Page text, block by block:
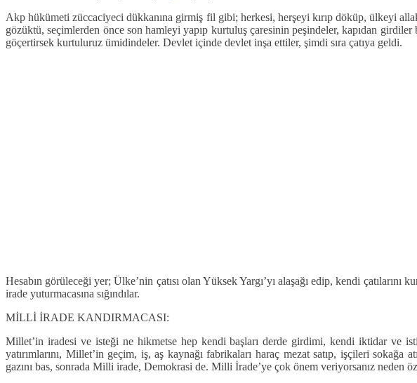
Akp hükümeti züccaciyeci dükkanına girmiş fil gibi; herkesi, herşeyi kırıp döküp, ülkeyi
gözüktü, seçimlerden önce son hamleyi yapıp kurtuluş çaresinin peşindeler, kapıdan girdiler
göçertirsek kurtuluruz ümidindeler. Devlet içinde devlet inşa ettiler, şimdi sıra çatıya geldi.
Hesabın görüleceği yer; Ülke’nin çatısı olan Yüksek Yargı’yı alaşağı edip, kendi
irade yuturmacasına sığındılar.
MİLLİ İRADE KANDIRMACASI:
Millet’in iradesi ve isteği ne hikmetse hep kendi başları derde girdimi, kendi iktidar ve
yatırımlarını, Millet’in geçim, iş, aş kaynağı fabrikaları haraç mezat satıp, işçileri sokağa
gazını bas, sonrada Milli irade, Demokrasi de. Milli İrade’ye çok önem veriyorsanız neden